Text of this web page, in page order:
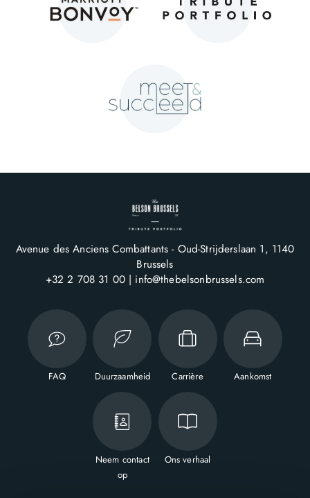
Avenue des Anciens Combattants - Oud-Strijderslaan 1
1140
Brussels
+32 2 708 31 00
info@thebelsonbrussels.com
FAQ Duurzaamheid Carrière Aankomst
Neem contact
op
Ons verhaal